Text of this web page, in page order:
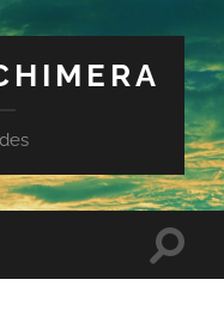
Toggle